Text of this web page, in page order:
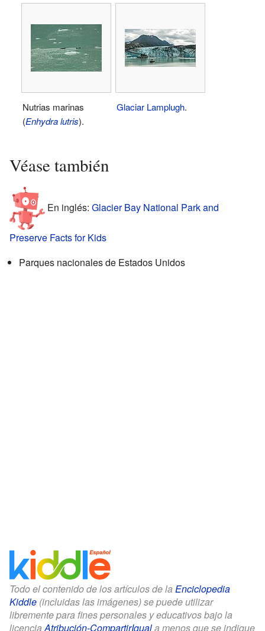
Nutrias marinas
(Enhydra lutris).
Glaciar Lamplugh.
Véase también
En inglés: Glacier Bay National Park and
Preserve Facts for Kids
Parques nacionales de Estados Unidos
Todo el contenido de los artículos de la Enciclopedia
Kiddle (incluidas las imágenes) se puede utilizar
libremente para fines personales y educativos bajo la
licencia Atribución-CompartirIguala menos que se indique